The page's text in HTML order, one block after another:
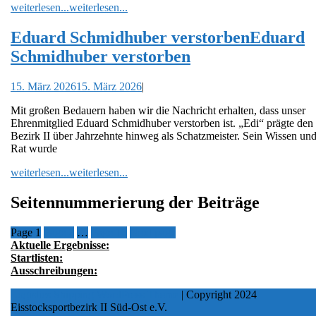
weiterlesen...weiterlesen...
Eduard Schmidhuber verstorbenEduard
Schmidhuber verstorben
15. März 202615. März 2026|
Mit großen Bedauern haben wir die Nachricht erhalten, dass unser
Ehrenmitglied Eduard Schmidhuber verstorben ist. „Edi“ prägte den
Bezirk II über Jahrzehnte hinweg als Schatzmeister. Sein Wissen und
Rat wurde
weiterlesen...weiterlesen...
Seitennummerierung der Beiträge
Page 1 …
Aktuelle Ergebnisse:
Startlisten:
Ausschreibungen:
| Copyright 2024
Eisstocksportbezirk II Süd-Ost e.V.